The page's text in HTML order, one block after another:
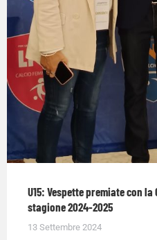
U15: Vespette premiate con
stagione 2024-2025
13 Settembre 2024